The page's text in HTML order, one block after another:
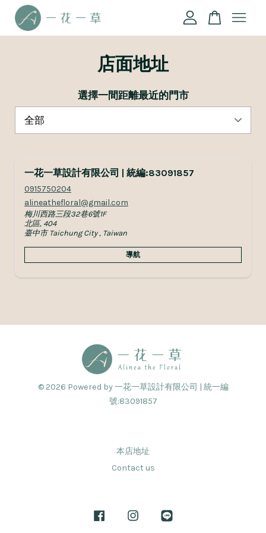
店面地址
選擇一間距離最近的門市
一花一草設計有限公司 | 統編:83091857
0915750204
alineathefloral@gmail.com
梅川西路三段32巷6號1F
北區, 404
臺中市 Taichung City , Taiwan
導航
© 2026 Powered by 一花一草設計有限公司 | 統一編
號:83091857
本店地址
Contact us
Facebook Instagram
您的購物車目前還是空的。
繼續購物